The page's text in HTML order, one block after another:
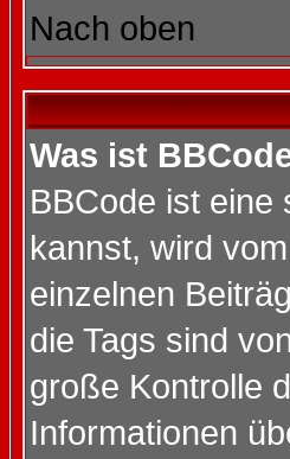
Nach oben
Was ist
BBCode ist eine
kannst, wird
einzelnen
die Tags sind
große Kontrolle
Informationen